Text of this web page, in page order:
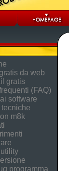
da web
gratis
(FAQ)
software
m8k
programma